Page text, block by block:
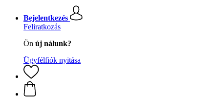
Bejelentkezés
Feliratkozás
Ön új nálunk?
Ügyfélfiók nyitása